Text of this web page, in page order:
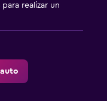
para realizar un